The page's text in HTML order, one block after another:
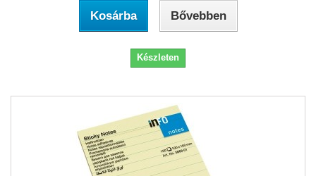
Kosárba Bővebben
Készleten